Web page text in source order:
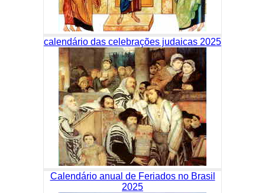
calendário das celebrações judaicas 2025
Calendário anual de Feriados no Brasil
2025